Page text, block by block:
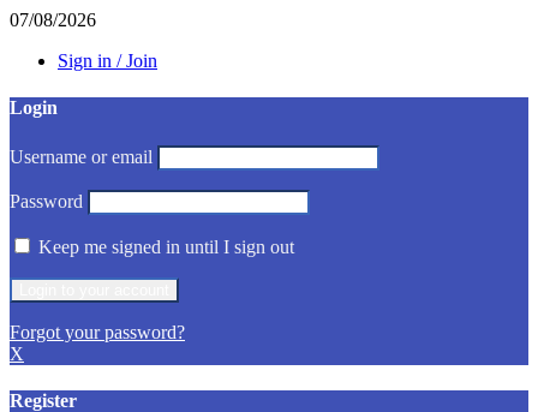
07/08/2026
Sign in / Join
Login
Username or email
Password
Keep me signed in until I sign out
Forgot your password?
X
Register